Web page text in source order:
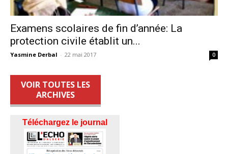
Examens scolaires de fin d’année: La
protection civile établit un...
Yasmine Derbal - 22 mai 2017 0
VOIR TOUTES LES
ARCHIVES